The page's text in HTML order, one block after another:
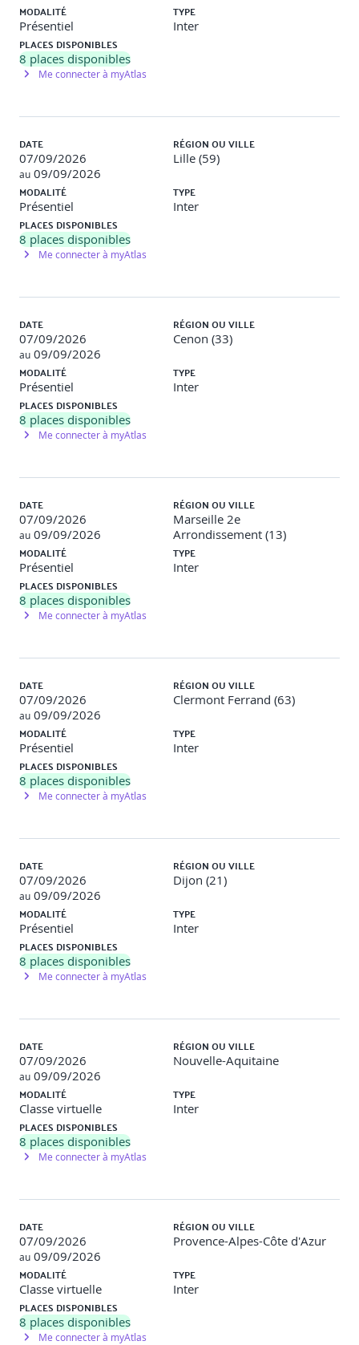
• Formation à l'utilisation d'outils d'analyse de cycle de
vie pour évaluer l'impact environnemental des solutions
architecturales.
• Techniques spécifiques pour la conception
d'infrastructures économes en énergie.
Atelier de Mise en Œuvre (1h15)
• Application pratique des concepts appris pour concevoir
une infrastructure numérique dans un projet de groupe.
Évaluation des Projets et Feedback (45 min)
JOUR 3 : Technologies Durables et Engagement des
Équipes
Technologies Éco-responsables (1h30)
• Identification et recommandation des technologies et
pratiques durables (serveurs à faible consommation
d'énergie, optimisation des réseaux, sources d'énergie
• Stratégies pour sensibiliser et engager les équipes de
développement et d'architecture dans les pratiques éco-
responsables.
Planification Stratégique pour l'Intégration de la
Durabilité (1h30)
• Développement de plans stratégiques pour intégrer la
• Discussion ouverte sur les défis rencontrés, les
solutions proposées et les engagements futurs des
participants.
Conclusion et Clôture (45 min)
• Récapitulatif des apprentissages, distribution des
MODALITÉ
Présentiel
TYPE
Inter
PLACES DISPONIBLES
8 places disponibles
Me connecter à myAtlas
DATE
07/09/2026
au 09/09/2026
RÉGION OU VILLE
Lille (59)
MODALITÉ
Présentiel
TYPE
Inter
PLACES DISPONIBLES
8 places disponibles
Me connecter à myAtlas
DATE
07/09/2026
au 09/09/2026
RÉGION OU VILLE
Cenon (33)
MODALITÉ
Présentiel
TYPE
Inter
PLACES DISPONIBLES
8 places disponibles
Me connecter à myAtlas
DATE
07/09/2026
au 09/09/2026
RÉGION OU VILLE
Marseille 2e
Arrondissement (13)
MODALITÉ
Présentiel
TYPE
Inter
PLACES DISPONIBLES
8 places disponibles
Me connecter à myAtlas
DATE
07/09/2026
au 09/09/2026
RÉGION OU VILLE
Clermont Ferrand (63)
MODALITÉ
Présentiel
TYPE
Inter
PLACES DISPONIBLES
8 places disponibles
Me connecter à myAtlas
DATE
07/09/2026
au 09/09/2026
RÉGION OU VILLE
Dijon (21)
MODALITÉ
Présentiel
TYPE
Inter
PLACES DISPONIBLES
8 places disponibles
Me connecter à myAtlas
DATE
07/09/2026
au 09/09/2026
RÉGION OU VILLE
Nouvelle-Aquitaine
MODALITÉ
Classe virtuelle
TYPE
Inter
PLACES DISPONIBLES
8 places disponibles
Me connecter à myAtlas
DATE
07/09/2026
au 09/09/2026
RÉGION OU VILLE
Provence-Alpes-Côte d'Azur
MODALITÉ
Classe virtuelle
TYPE
Inter
PLACES DISPONIBLES
8 places disponibles
Me connecter à myAtlas